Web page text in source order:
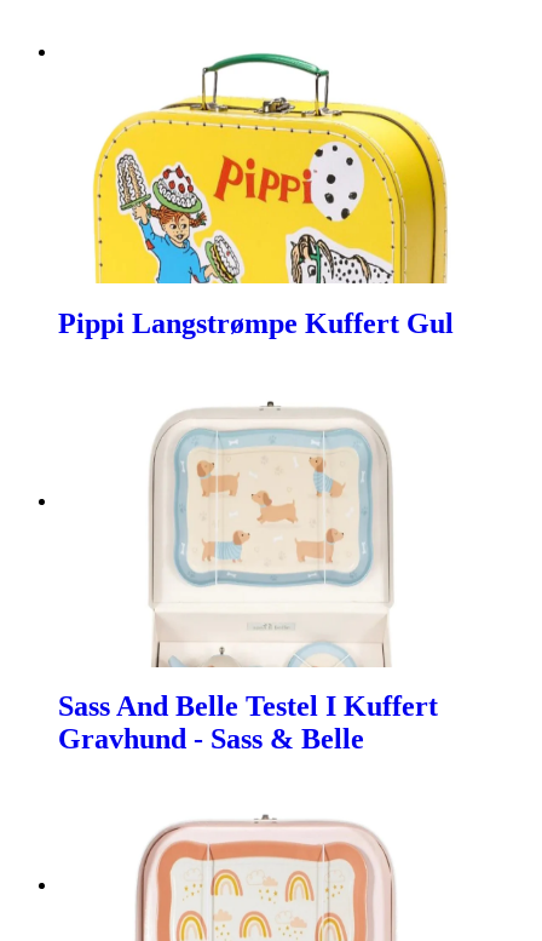
Pippi Langstrømpe Kuffert Gul
Sass And Belle Testel I Kuffert
Gravhund - Sass & Belle